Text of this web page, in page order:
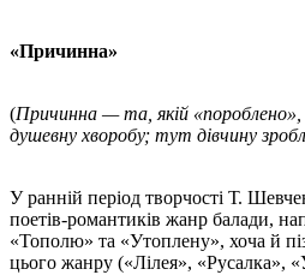
«Причинна»
(Причинна — та, якій
душевну хворобу; тут дівчину
У ранній період творчості Т.
поетів-романтиків жанр балади,
«Тополю» та «Утоплену», хоча й
цього жанру («Лілея», «Русалка»,